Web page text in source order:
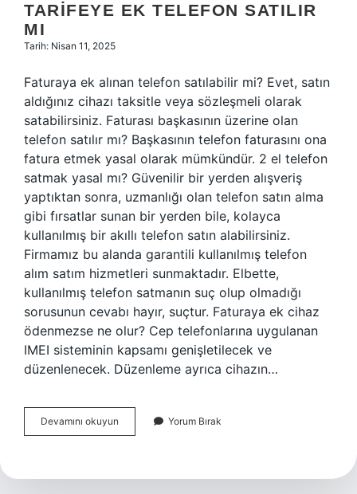
TARIFEYE EK TELEFON SATILIR
MI
Tarih: Nisan 11, 2025
Faturaya ek alınan telefon satılabilir mi? Evet, satın
aldığınız cihazı taksitle veya sözleşmeli olarak
satabilirsiniz. Faturası başkasının üzerine olan
telefon satılır mı? Başkasının telefon faturasını ona
fatura etmek yasal olarak mümkündür. 2 el telefon
satmak yasal mı? Güvenilir bir yerden alışveriş
yaptıktan sonra, uzmanlığı olan telefon satın alma
gibi fırsatlar sunan bir yerden bile, kolayca
kullanılmış bir akıllı telefon satın alabilirsiniz.
Firmamız bu alanda garantili kullanılmış telefon
alım satım hizmetleri sunmaktadır. Elbette,
kullanılmış telefon satmanın suç olup olmadığı
sorusunun cevabı hayır, suçtur. Faturaya ek cihaz
ödenmezse ne olur? Cep telefonlarına uygulanan
IMEI sisteminin kapsamı genişletilecek ve
düzenlenecek. Düzenleme ayrıca cihazın…
Devamını okuyun Tarifeye
Ek
Mı
Yorum Bırak